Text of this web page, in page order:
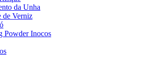
da Unha
de Verniz
Powder Inocos